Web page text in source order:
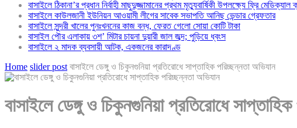
বাসাইলে ঠিকানা’র প্রধান নির্বাহী মাছুদুজ্জামানের প্রথম মৃত্যুবার্ষিকী উপলক্ষ্যে ফ্রি মেডিক্যাল
বাসাইলে কাউলজানী ইউনিয়ন আওয়ামী লীগের সাবেক সভাপতি আনিছ ভেন্ডার গ্রেফতার
বাসাইলে সুন্দরী খালের পুনঃখননের কাজ বন্ধ, ফেরত গেলো সোয়া কোটি টাকা
বাসাইল পৌর এলাকায় ৩শ’ মিটার চায়না দুয়ারী জাল জব্দ; পুড়িয়ে ধ্বংস
বাসাইলে ২ মাদক ব্যবসায়ী আটক, একজনের কারাদণ্ড
Home slider post বাসাইলে ডেঙ্গু ও চিকুনগুনিয়া প্রতিরোধে সাপ্তাহিক পরিচ্ছন্নতা অভিযান
বাসাইলে ডেঙ্গু ও চিকুনগুনিয়া প্রতিরোধে